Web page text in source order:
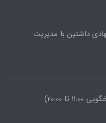
داشتین با مدیریت